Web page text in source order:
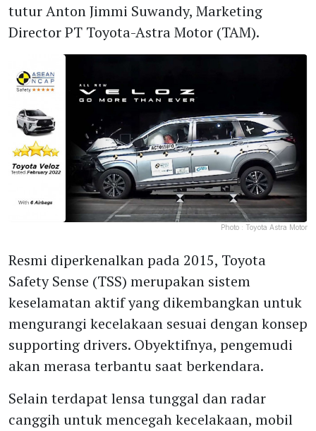
tutur Anton Jimmi Suwandy, Marketing
Director PT Toyota-Astra Motor (TAM).
Photo : Toyota Astra Motor
Resmi diperkenalkan pada 2015, Toyota
Safety Sense (TSS) merupakan sistem
keselamatan aktif yang dikembangkan untuk
mengurangi kecelakaan sesuai dengan konsep
supporting drivers. Obyektifnya, pengemudi
akan merasa terbantu saat berkendara.
Selain terdapat lensa tunggal dan radar
canggih untuk mencegah kecelakaan, mobil